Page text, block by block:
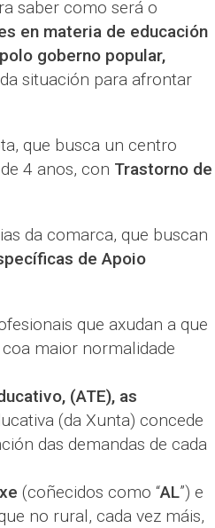
saber como será o
en materia de educación
goberno popular,
situación para afrontar
que busca un centro
4 anos, con Trastorno de
da comarca, que buscan
de Apoio
que axudan a que
maior normalidade
(ATE), as
(da Xunta) concede
das demandas de cada
(coñecidos como “AL”) e
no rural, cada vez máis,